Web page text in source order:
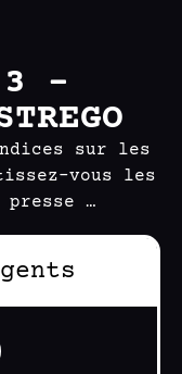
3 –
sur les
vous les
presse …